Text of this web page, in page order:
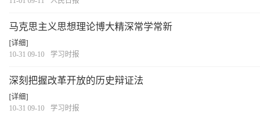
马克思主义思想理论博大精深常学常新
[详细]
10-31 09-10
学习时报
深刻把握改革开放的历史辩证法
[详细]
10-31 09-10
学习时报